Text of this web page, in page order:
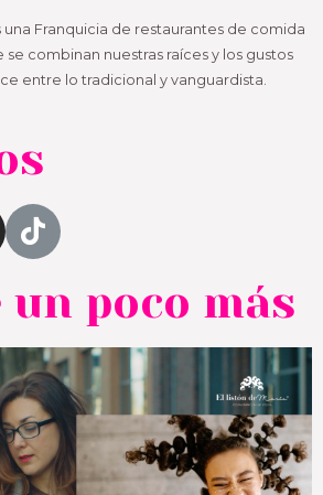
una Franquicia de restaurantes de comida
combinan nuestras raíces y los gustos
entre lo tradicional y vanguardista.
un poco más